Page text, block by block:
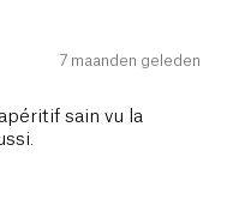
7 maanden geleden
sain vu la